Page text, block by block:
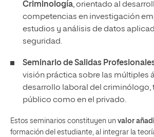
Criminología, orientado al
competencias en investigación
estudios y análisis de datos
seguridad.
Seminario de Salidas
visión práctica sobre las múltiples
desarrollo laboral del criminólogo,
público como en el privado.
Estos seminarios constituyen un valor
formación del estudiante, al integrar la